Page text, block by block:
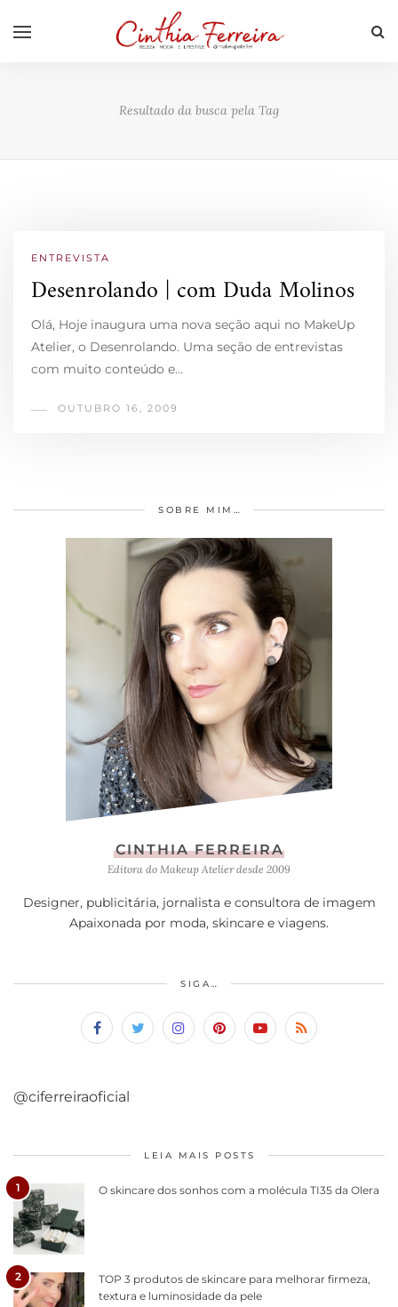
Resultado da busca pela Tag
ENTREVISTA
Desenrolando | com Duda Molinos
Olá, Hoje inaugura uma nova seção aqui no MakeUp
Atelier, o Desenrolando. Uma seção de entrevistas
com muito conteúdo e…
OUTUBRO 16, 2009
SOBRE MIM…
CINTHIA FERREIRA
Editora do Makeup Atelier desde 2009
Designer, publicitária, jornalista e consultora de imagem
Apaixonada por moda, skincare e viagens.
SIGA…
@ciferreiraoficial
LEIA MAIS POSTS
1 O skincare dos sonhos com a molécula TI35 da Olera
2
TOP 3 produtos de skincare para melhorar firmeza,
textura e luminosidade da pele